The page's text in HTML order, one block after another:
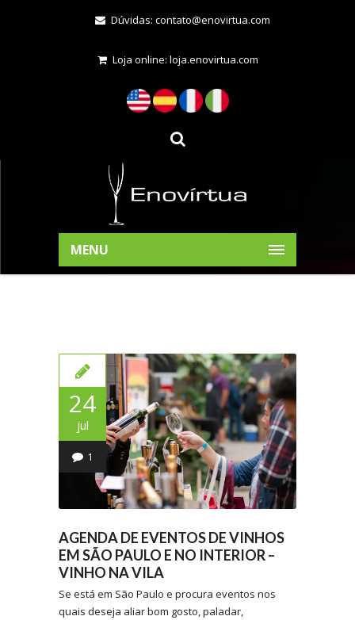
Dúvidas: contato@enovirtua.com
Loja online: loja.enovirtua.com
MENU
24
jul
1
AGENDA DE EVENTOS DE VINHOS
EM SÃO PAULO E NO INTERIOR –
VINHO NA VILA
Se está em São Paulo e procura eventos nos
quais deseja aliar bom gosto, paladar,